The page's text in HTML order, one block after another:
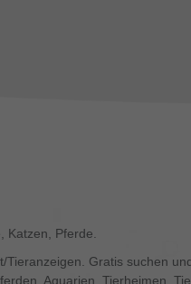
Katzen, Pferde.
Tieranzeigen. Gratis suchen
Aquarien, Tierheimen,